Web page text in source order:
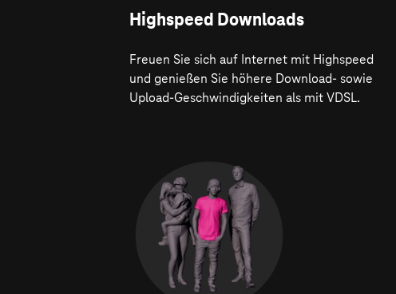
Highspeed Downloads
Freuen Sie sich auf Internet mit Highspeed
und genießen Sie höhere Download- sowie
Upload-Geschwindigkeiten als mit VDSL.